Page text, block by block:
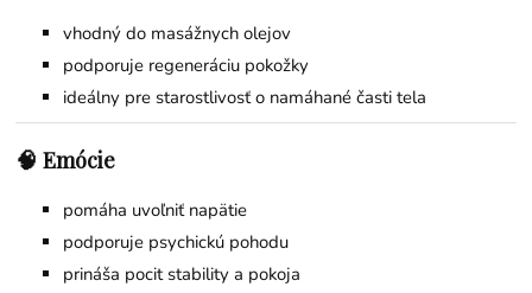
vhodný do masážnych olejov
podporuje regeneráciu pokožky
ideálny pre starostlivosť o namáhané časti tela
🧠 Emócie
pomáha uvoľniť napätie
podporuje psychickú pohodu
prináša pocit stability a pokoja